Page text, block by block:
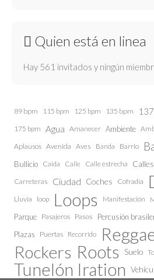
Quien está en linea
Hay 561 invitados y ningún
89 bpm 115 bpm 125 bpm 135 bpm
175 bpm Agua Amanecer Ambiente
Aplausos Avenida Aves Banda Barrio
Bullicio Caida Calle Calle estrecha Calles
Carreteras Ciudad Coches Cofradía
Lluvia loop Loops Manifestación
Parque Pasajeros Pasos Percusión
Plazas Puertas Recorrido
Rockers Roots Suelo
Tunelón Iration